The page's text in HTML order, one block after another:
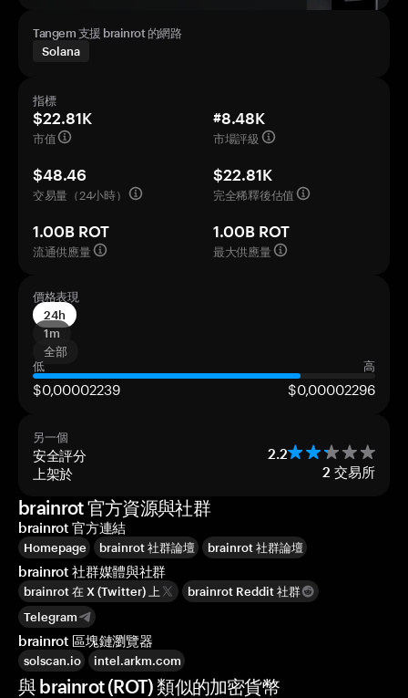
Tangem 支援 brainrot 的網路
Solana
指標
$22.81K
市值
#8.48K
市場評級
$48.46
交易量（24小時）
$22.81K
完全稀釋後估值
1.00B ROT
流通供應量
1.00B ROT
最大供應量
價格表現
24h
1m
全部
低
高
$0,00002239 $0,00002296
另一個
安全評分 2.2
上架於 2 交易所
brainrot 官方資源與社群
brainrot 官方連結
Homepage brainrot 社群論壇 brainrot 社群論壇
brainrot 社群媒體與社群
brainrot 在 X (Twitter) 上
brainrot Reddit 社群
Telegram
brainrot 區塊鏈瀏覽器
solscan.io intel.arkm.com
與 brainrot (ROT) 類似的加密貨幣